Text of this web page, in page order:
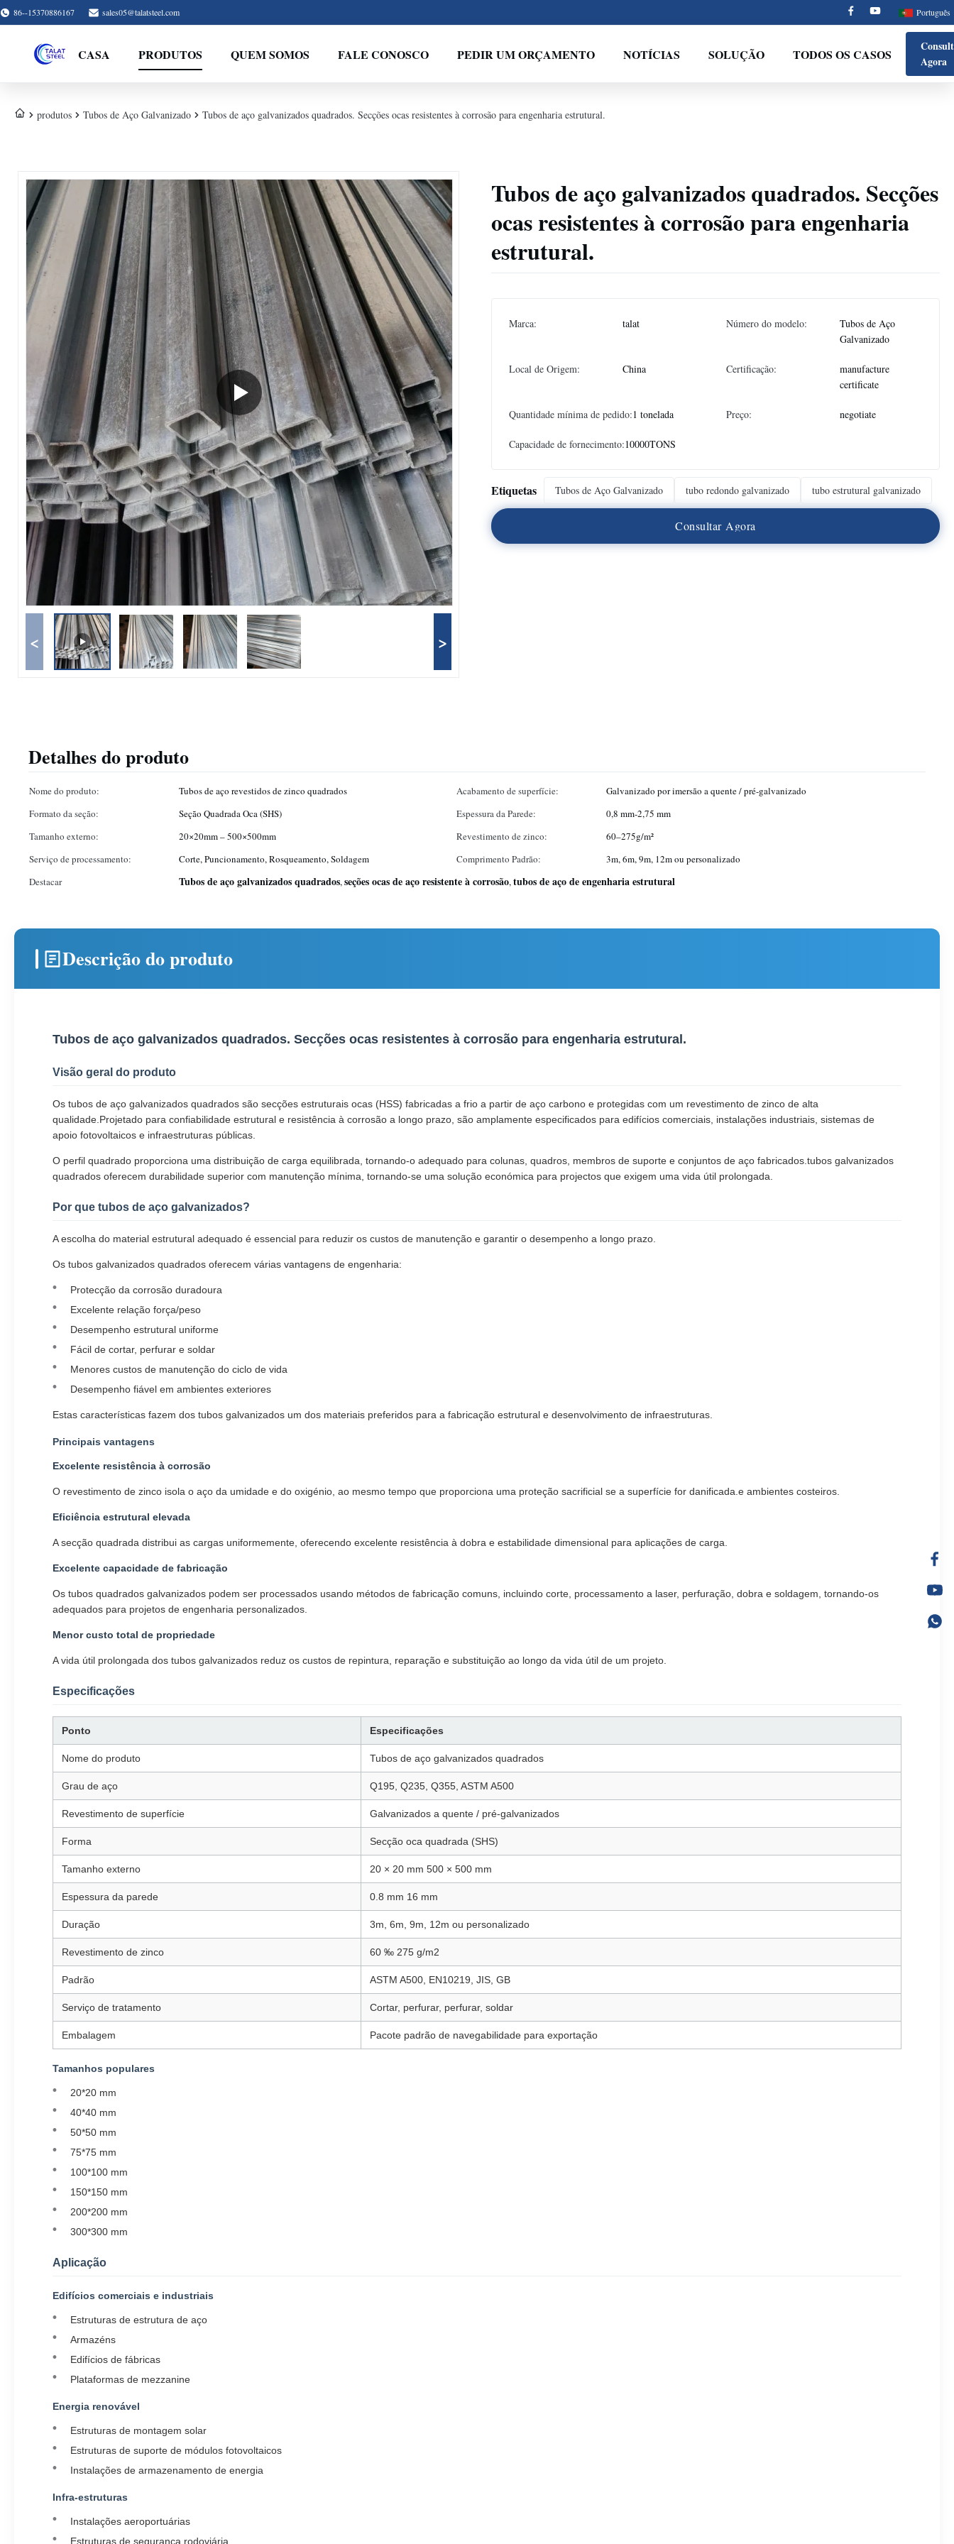
86--15370886167 sales05@talatsteel.com Português
CASA PRODUTOS QUEM SOMOS FALE CONOSCO PEDIR UM ORÇAMENTO NOTÍCIAS SOLUÇÃO TODOS OS CASOS
Agora
produtos Tubos de Aço Galvanizado Tubos de aço galvanizados quadrados. Secções ocas resistentes à corrosão para engenharia estrutural.
< >
Tubos de aço galvanizados quadrados. Secções
ocas resistentes à corrosão para engenharia
estrutural.
Marca: talat Número do modelo:
Tubos de Aço
Galvanizado
Local de Origem: China Certificação:
manufacture
certificate
Quantidade mínima de pedido:1 tonelada Preço: negotiate
Capacidade de fornecimento:10000TONS
Etiquetas Tubos de Aço Galvanizado tubo redondo galvanizado tubo estrutural galvanizado
Consultar Agora
Detalhes do produto
Nome do produto: Tubos de aço revestidos de zinco quadrados Acabamento de superfície:
Galvanizado por imersão a quente / pré-galvanizado
Formato da seção:
Seção Quadrada Oca (SHS) Espessura da Parede:
0,8 mm-2,75 mm
Tamanho externo:
20×20mm – 500×500mm Revestimento de zinco:
60–275g/m²
Serviço de processamento:
Corte, Puncionamento, Rosqueamento, Soldagem Comprimento Padrão:
3m, 6m, 9m, 12m ou personalizado
Destacar
Tubos de aço galvanizados quadrados,seções ocas de aço resistente à corrosão,tubos de aço de engenharia estrutural
Descrição do produto
Tubos de aço galvanizados quadrados. Secções ocas resistentes à corrosão para engenharia estrutural.
Visão geral do produto
Os tubos de aço galvanizados quadrados são secções estruturais ocas (HSS) fabricadas a frio a partir de aço carbono e protegidas com um revestimento de zinco de alta
qualidade.Projetado para confiabilidade estrutural e resistência à corrosão a longo prazo, são amplamente especificados para edifícios comerciais, instalações industriais, sistemas de
apoio fotovoltaicos e infraestruturas públicas.
O perfil quadrado proporciona uma distribuição de carga equilibrada, tornando-o adequado para colunas, quadros, membros de suporte e conjuntos de aço fabricados.tubos galvanizados
quadrados oferecem durabilidade superior com manutenção mínima, tornando-se uma solução económica para projectos que exigem uma vida útil prolongada.
Por que tubos de aço galvanizados?
A escolha do material estrutural adequado é essencial para reduzir os custos de manutenção e garantir o desempenho a longo prazo.
Os tubos galvanizados quadrados oferecem várias vantagens de engenharia:
Protecção da corrosão duradoura
Excelente relação força/peso
Desempenho estrutural uniforme
Fácil de cortar, perfurar e soldar
Menores custos de manutenção do ciclo de vida
Desempenho fiável em ambientes exteriores
Estas características fazem dos tubos galvanizados um dos materiais preferidos para a fabricação estrutural e desenvolvimento de infraestruturas.
Principais vantagens
Excelente resistência à corrosão
O revestimento de zinco isola o aço da umidade e do oxigénio, ao mesmo tempo que proporciona uma proteção sacrificial se a superfície for danificada.e ambientes costeiros.
Eficiência estrutural elevada
A secção quadrada distribui as cargas uniformemente, oferecendo excelente resistência à dobra e estabilidade dimensional para aplicações de carga.
Excelente capacidade de fabricação
Os tubos quadrados galvanizados podem ser processados usando métodos de fabricação comuns, incluindo corte, processamento a laser, perfuração, dobra e soldagem, tornando-os
adequados para projetos de engenharia personalizados.
Menor custo total de propriedade
A vida útil prolongada dos tubos galvanizados reduz os custos de repintura, reparação e substituição ao longo da vida útil de um projeto.
Especificações
Ponto Especificações
Nome do produto Tubos de aço galvanizados quadrados
Grau de aço Q195, Q235, Q355, ASTM A500
Revestimento de superfície Galvanizados a quente / pré-galvanizados
Forma Secção oca quadrada (SHS)
Tamanho externo 20 × 20 mm 500 × 500 mm
Espessura da parede 0.8 mm 16 mm
Duração 3m, 6m, 9m, 12m ou personalizado
Revestimento de zinco 60 ‰ 275 g/m2
Padrão ASTM A500, EN10219, JIS, GB
Serviço de tratamento Cortar, perfurar, perfurar, soldar
Embalagem Pacote padrão de navegabilidade para exportação
Tamanhos populares
20*20 mm
40*40 mm
50*50 mm
75*75 mm
100*100 mm
150*150 mm
200*200 mm
300*300 mm
Aplicação
Edifícios comerciais e industriais
Estruturas de estrutura de aço
Armazéns
Edifícios de fábricas
Plataformas de mezzanine
Energia renovável
Estruturas de montagem solar
Estruturas de suporte de módulos fotovoltaicos
Instalações de armazenamento de energia
Infra-estruturas
Instalações aeroportuárias
Estruturas de segurança rodoviária